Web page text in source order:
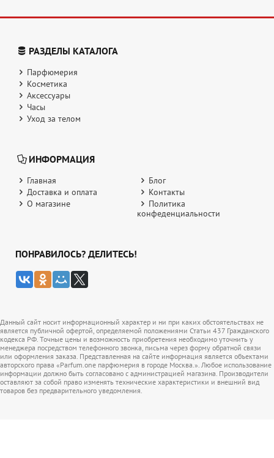
РАЗДЕЛЫ КАТАЛОГА
Парфюмерия
Косметика
Аксессуары
Часы
Уход за телом
ИНФОРМАЦИЯ
Главная
Блог
Доставка и оплата
Контакты
О магазине
Политика
конфеденциальности
ПОНРАВИЛОСЬ? ДЕЛИТЕСЬ!
Данный сайт носит информационный характер и ни при каких обстоятельствах не
является публичной офертой, определяемой положениями Статьи 437 Гражданского
кодекса РФ. Точные цены и возможность приобретения необходимо уточнить у
менеджера посредством телефонного звонка, письма через форму обратной связи
или оформления заказа. Представленная на сайте информация является объектами
авторского права «Parfum.one парфюмерия в городе Москва.». Любое использование
информации должно быть согласовано с администрацией магазина. Производители
оставляют за собой право изменять технические характеристики и внешний вид
товаров без предварительного уведомления.